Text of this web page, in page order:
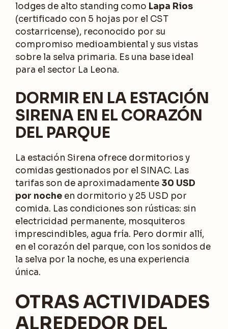
lodges de alto standing como Lapa Rios
(certificado con 5 hojas por el CST
costarricense), reconocido por su
compromiso medioambiental y sus vistas
sobre la selva primaria. Es una base ideal
para el sector La Leona.
DORMIR EN LA ESTACIÓN
SIRENA EN EL CORAZÓN
DEL PARQUE
La estación Sirena ofrece dormitorios y
comidas gestionados por el SINAC. Las
tarifas son de aproximadamente 30 USD
por noche en dormitorio y 25 USD por
comida. Las condiciones son rústicas: sin
electricidad permanente, mosquiteros
imprescindibles, agua fría. Pero dormir allí,
en el corazón del parque, con los sonidos de
la selva por la noche, es una experiencia
única.
OTRAS ACTIVIDADES
ALREDEDOR DEL